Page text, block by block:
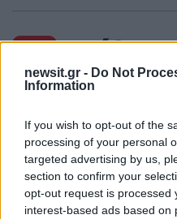
newsit.gr - Do Not
Information
If you wish to opt-out of the
processing of your personal
targeted advertising by us,
section to confirm your
opt-out request is processed
interest-based ads based on
Σχόλια